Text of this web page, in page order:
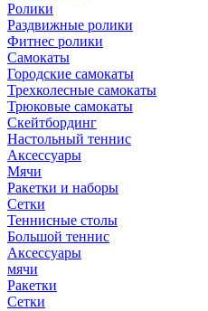
Ролики
Раздвижные ролики
Фитнес ролики
Самокаты
Городские самокаты
Трехколесные самокаты
Трюковые самокаты
Скейтбординг
Настольный теннис
Аксессуары
Мячи
Ракетки и наборы
Сетки
Теннисные столы
Большой теннис
Аксессуары
мячи
Ракетки
Сетки